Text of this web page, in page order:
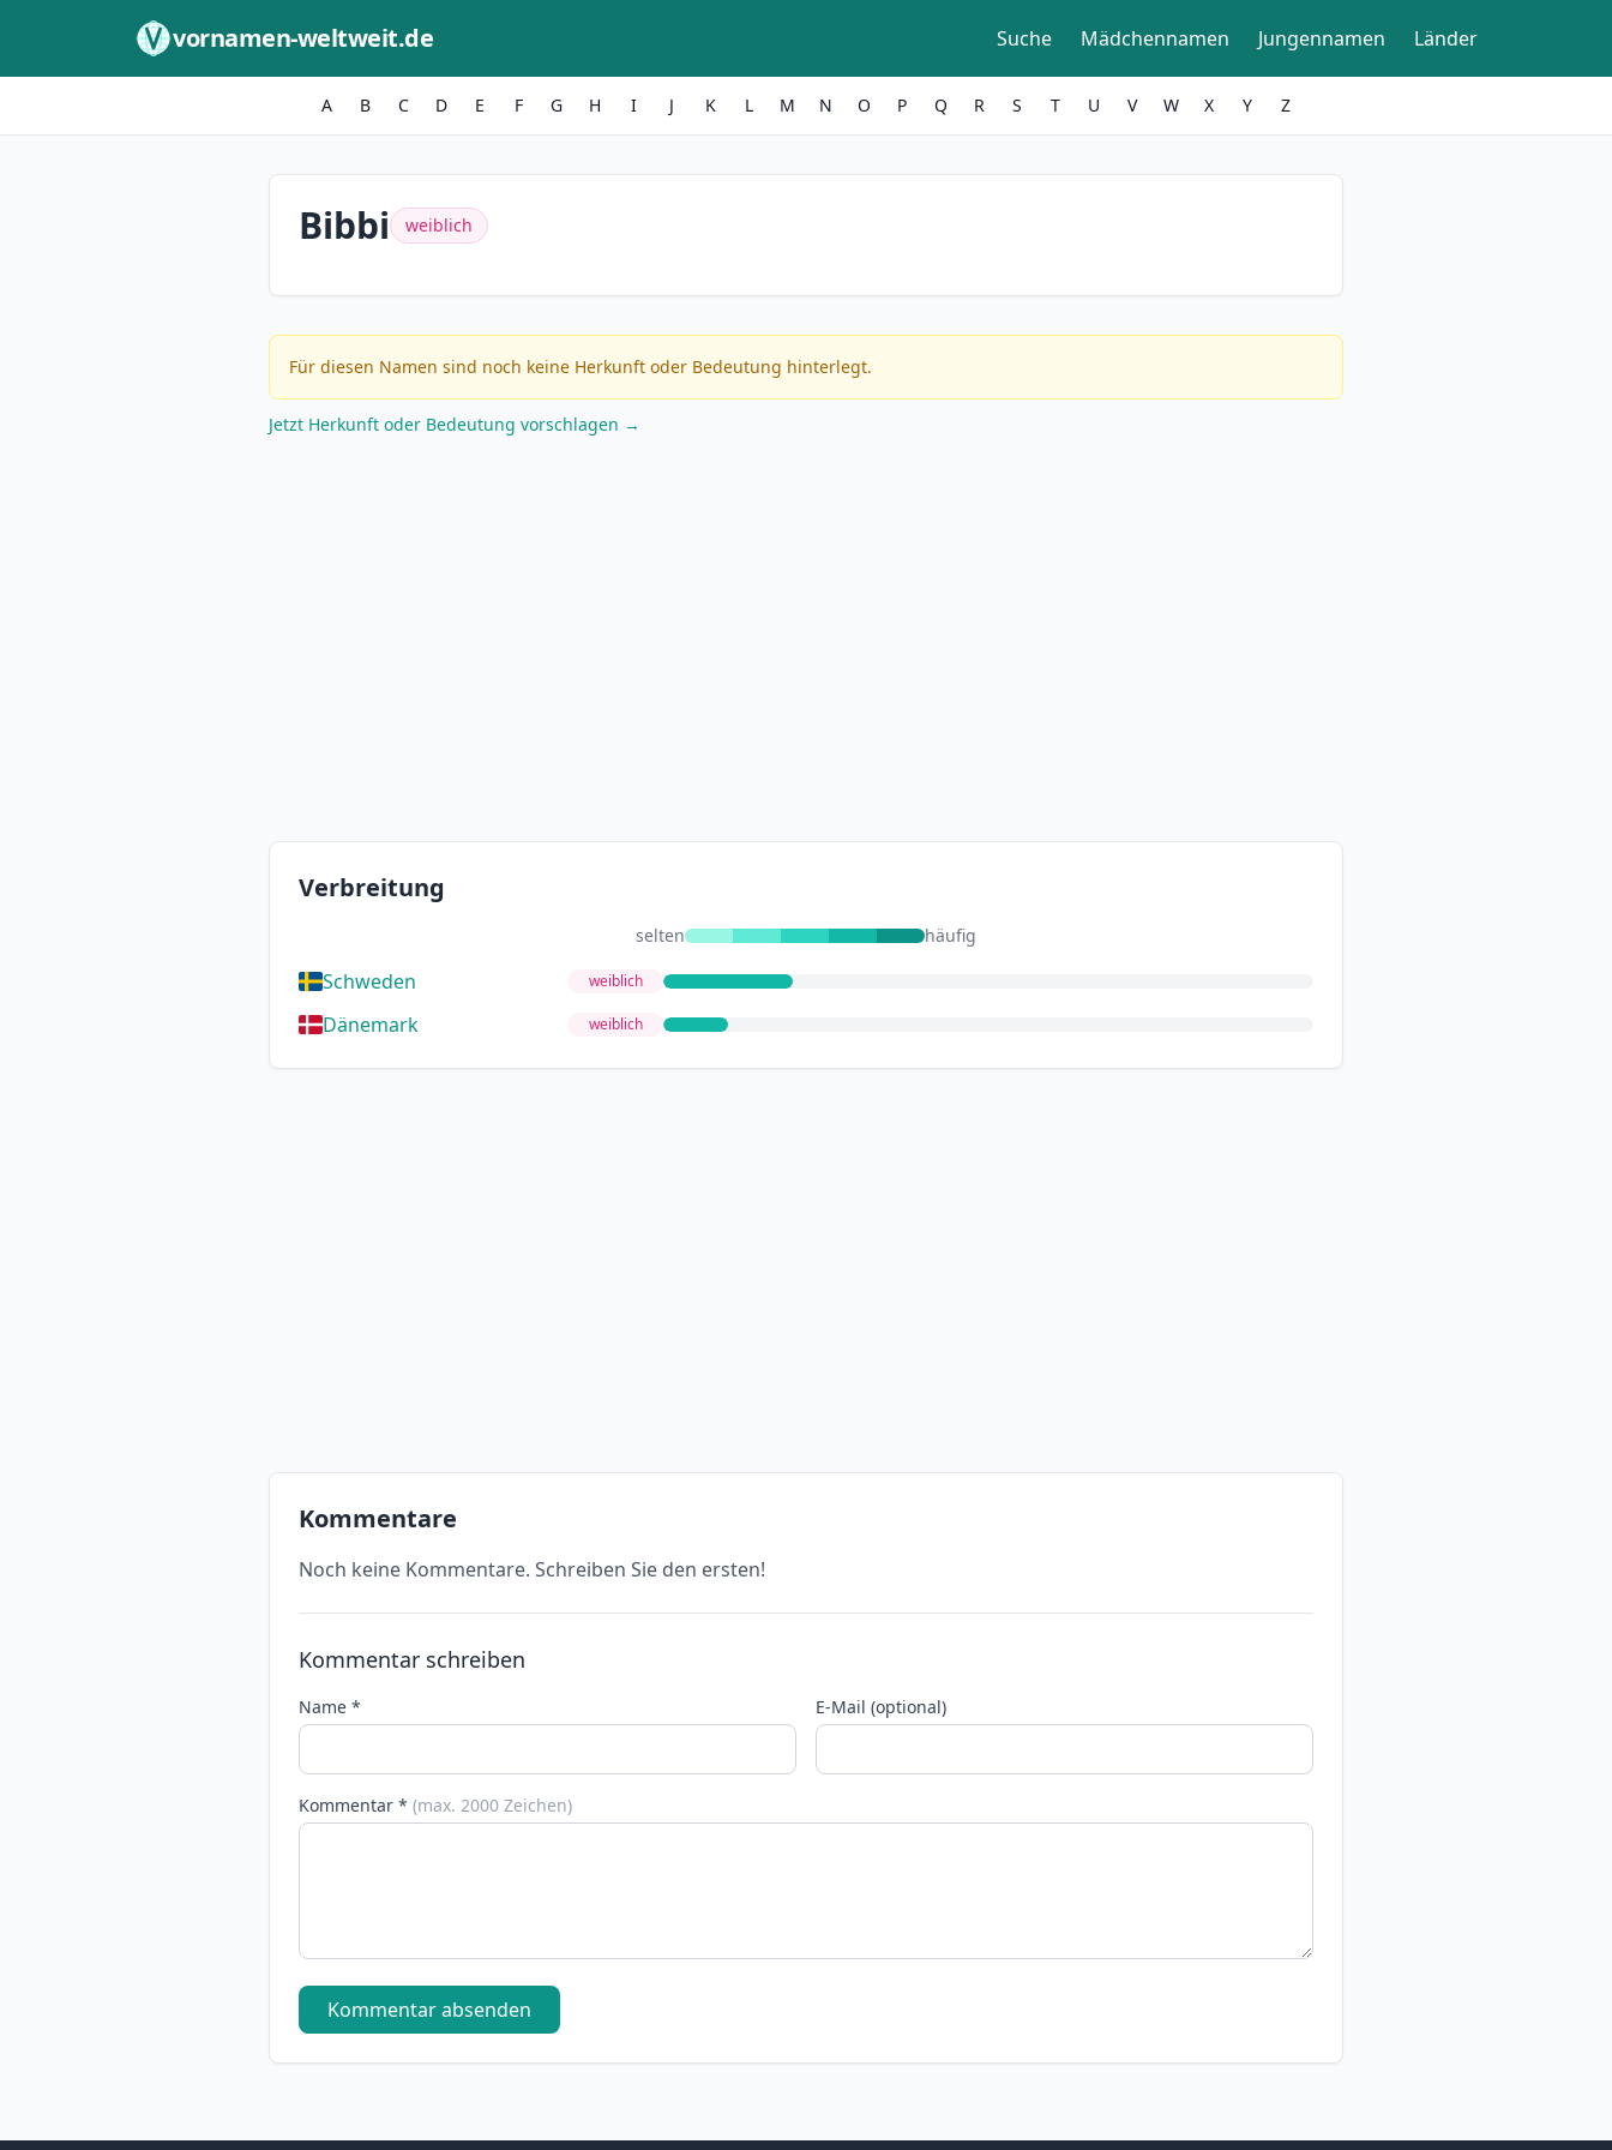
vornamen-weltweit.de Suche Mädchennamen Jungennamen Länder
A B C D E F G H I J K L M N O P Q R S T U V W X Y Z
Bibbi weiblich
Für diesen Namen sind noch keine Herkunft oder Bedeutung hinterlegt.
Jetzt Herkunft oder Bedeutung vorschlagen →
Verbreitung
selten häufig
Schweden weiblich
Dänemark weiblich
Kommentare
Noch keine Kommentare. Schreiben Sie den ersten!
Kommentar schreiben
Name * E-Mail (optional)
Kommentar * (max. 2000 Zeichen)
Kommentar absenden